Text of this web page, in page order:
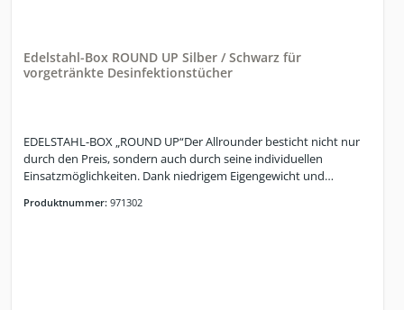
Edelstahl-Box ROUND UP Silber / Schwarz für
vorgetränkte Desinfektionstücher
EDELSTAHL-BOX „ROUND UP“Der Allrounder besticht nicht nur
durch den Preis, sondern auch durch seine individuellen
Einsatzmöglichkeiten. Dank niedrigem Eigengewicht und
beliebige Orte verschoben und platziert werden. (Inkl.
Produktnummer: 971302